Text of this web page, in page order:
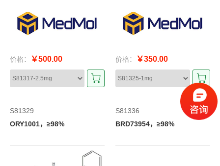
价格： ￥500.00 价格： ￥350.00
S81329
ORY1001，≥98%
S81336
BRD73954，≥98%